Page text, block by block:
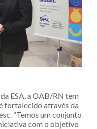
ESA, a OAB/RN tem
fortalecido através da
“Temos um conjunto
com o objetivo